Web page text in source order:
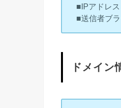
■IPアドレ
■送信者ブ
ドメイン